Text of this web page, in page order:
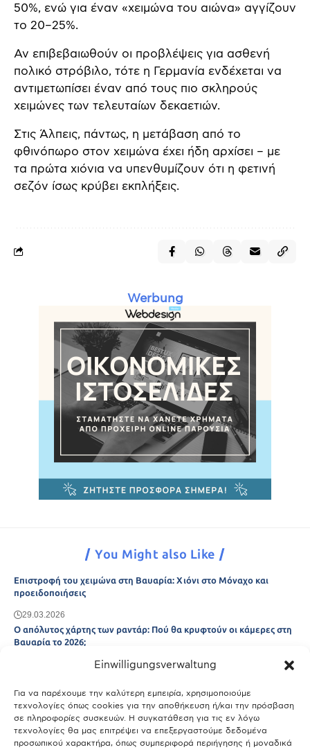
Einwilligungsverwaltung
Για να παρέχουμε την καλύτερη εμπειρία, χρησιμοποιούμε
τεχνολογίες όπως cookies για την αποθήκευση ή/και την πρόσβαση
σε πληροφορίες συσκευών. Η συγκατάθεση για τις εν λόγω
τεχνολογίες θα μας επιτρέψει να επεξεργαστούμε δεδομένα
προσωπικού χαρακτήρα, όπως συμπεριφορά περιήγησης ή μοναδικά
50%, ενώ για έναν «χειμώνα του αιώνα» αγγίζουν
το 20–25%.
Αν επιβεβαιωθούν οι προβλέψεις για ασθενή
πολικό στρόβιλο, τότε η Γερμανία ενδέχεται να
αντιμετωπίσει έναν από τους πιο σκληρούς
χειμώνες των τελευταίων δεκαετιών.
Στις Άλπεις, πάντως, η μετάβαση από το
φθινόπωρο στον χειμώνα έχει ήδη αρχίσει – με
τα πρώτα χιόνια να υπενθυμίζουν ότι η φετινή
σεζόν ίσως κρύβει εκπλήξεις.
Werbung
You Might also Like
Επιστροφή του χειμώνα στη Βαυαρία: Χιόνι στο Μόναχο και
προειδοποιήσεις
29.03.2026
Ο απόλυτος χάρτης των ραντάρ: Πού θα κρυφτούν οι κάμερες στη
Βαυαρία το 2026;
Μόναχο;
25.03.2026
Θύελλα χτυπά το Μόναχο: Κίνδυνος από τους ισχυρούς ανέμους
και τις καταιγίδες